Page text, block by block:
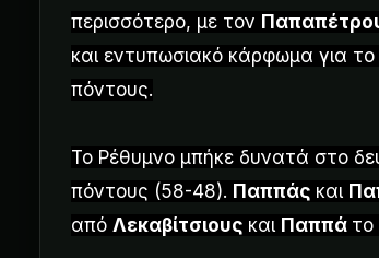
περισσότερο, με τον
και εντυπωσιακό κάρφωμα για
πόντους.
Το Ρέθυμνο μπήκε δυνατά στο
πόντους (58-48). Παππάς και
από Λεκαβίτσιους και Παππά το